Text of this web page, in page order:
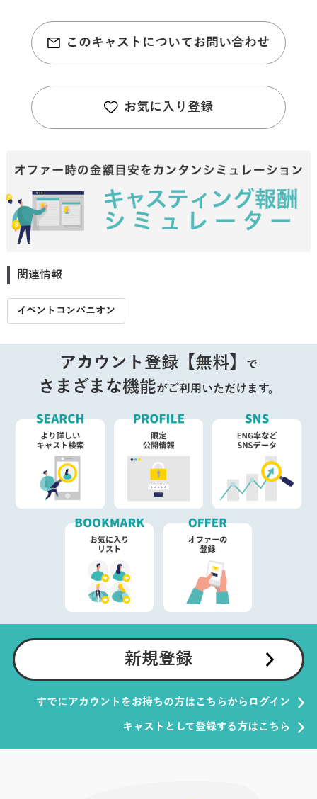
このキャストについてお問い合わせ
お気に入り登録
関連情報
イベントコンパニオン
アカウント登録【無料】 で
さまざまな機能がご利用いただけます。
新規登録
すでにアカウントをお持ちの方はこちらからログイン
キャストとして登録する方はこちら